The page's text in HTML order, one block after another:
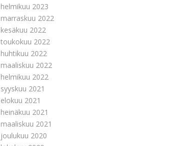
helmikuu 2023
marraskuu 2022
kesäkuu 2022
toukokuu 2022
huhtikuu 2022
maaliskuu 2022
helmikuu 2022
syyskuu 2021
elokuu 2021
heinäkuu 2021
maaliskuu 2021
joulukuu 2020